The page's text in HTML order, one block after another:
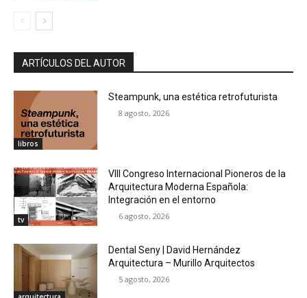
ARTÍCULOS DEL AUTOR
libros
Steampunk, una estética retrofuturista
8 agosto, 2026
tv
VIII Congreso Internacional Pioneros de la
Arquitectura Moderna Española:
Integración en el entorno
6 agosto, 2026
Dental Seny | David Hernández
Arquitectura – Murillo Arquitectos
5 agosto, 2026